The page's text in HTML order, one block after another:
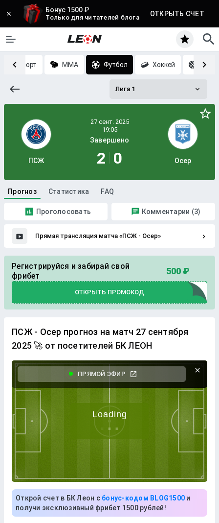
Бонус 1500 ₽
Только для читателей блога ОТКРЫТЬ СЧЕТ
MMA Футбол Хоккей
Лига 1
ПСЖ
Завершено
2 0 Осер
Прогноз Статистика FAQ
Проголосовать Комментарии (3)
Прямая трансляция матча «ПСЖ - Осер»
Регистрируйся и забирай свой
фрибет
500 ₽
ОТКРЫТЬ ПРОМОКОД
ПСЖ - Осер прогноз на матч 27 сентября
2025 🚀 от посетителей БК ЛЕОН
ПРЯМОЙ ЭФИР
Loading
...
Открой счет в БК Леон с бонус-кодом BLOG1500 и
получи эксклюзивный фрибет 1500 рублей!